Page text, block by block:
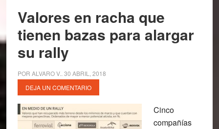
Valores en racha que
tienen bazas para alargar
su rally
POR ALVARO V. 30 ABRIL, 2018
DEJA UN COMENTARIO
Cinco
compañías